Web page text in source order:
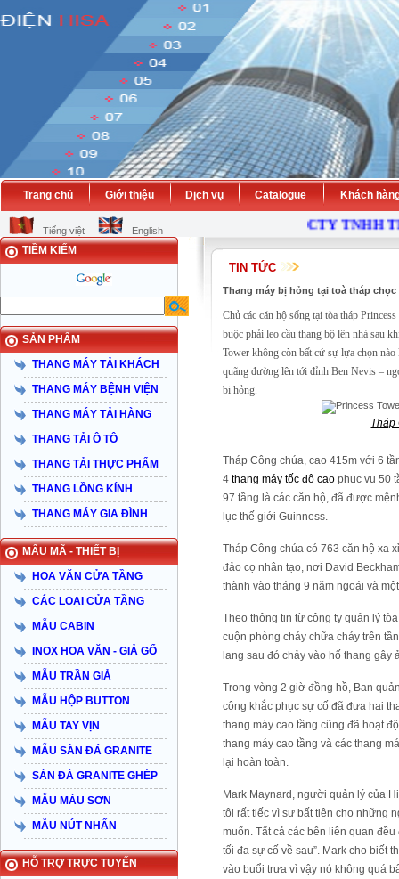
Trang chủ Giới thiệu Dịch vụ Catalogue Khách
Tiếng việt English CTY TNHH
TIỀM KIẾM
SẢN PHẨM
THANG MÁY TẢI KHÁCH
THANG MÁY BỆNH VIỆN
THANG MÁY TẢI HÀNG
THANG TẢI Ô TÔ
THANG TẢI THỰC PHẨM
THANG LỒNG KÍNH
THANG MÁY GIA ĐÌNH
MẨU MÃ - THIẾT BỊ
HOA VĂN CỬA TẦNG
CÁC LOẠI CỬA TẦNG
MẪU CABIN
INOX HOA VĂN - GIẢ GỔ
MẪU TRẦN GIẢ
MẪU HỘP BUTTON
MẪU TAY VỊN
MẪU SÀN ĐÁ GRANITE
SÀN ĐÁ GRANITE GHÉP
MẪU MÀU SƠN
MẪU NÚT NHẤN
HỖ TRỢ TRỰC TUYẾN
Taiyo Việt Nam & HISA – Hành trình
hơn 15 năm đồng hành và phát triển
bền vững
Công ty thang máy Hisa vinh dự
nhận cúp và chứng nhận thương
TIN TỨC
Thang máy bị hỏng tại toà tháp
Chủ các căn hộ sống tại tòa tháp
buộc phải leo cầu thang bộ lên nhà sau
Tower không còn bất cứ sự lựa chọn
quãng đường lên tới đỉnh Ben Nevis –
bị hỏng.
Tháp
Tháp Công chúa, cao 415m với 6
4 thang máy tốc độ cao phục vụ 50
97 tầng là các căn hộ, đã được
lục thế giới Guinness.
Tháp Công chúa có 763 căn hộ xa
đảo cọ nhân tạo, nơi David
thành vào tháng 9 năm ngoái và
Theo thông tin từ công ty quản lý
cuộn phòng cháy chữa cháy trên
lang sau đó chảy vào hố thang
Trong vòng 2 giờ đồng hồ, Ban
công khắc phục sự cố đã đưa hai
thang máy cao tầng cũng đã hoạt
thang máy cao tầng và các thang
lại hoàn toàn.
Mark Maynard, người quản lý của
tôi rất tiếc vì sự bất tiện cho những
muốn. Tất cả các bên liên quan
tối đa sự cố về sau”. Mark cho biết
vào buổi trưa vì vậy nó không quá